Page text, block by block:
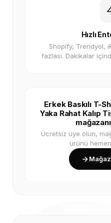
Hızlı
Shopify, Trendyol,
fazlası. Dakikalar
Erkek Baskılı T-
Yaka Rahat Kalıp
Ücretsiz üye olun,
ürünü